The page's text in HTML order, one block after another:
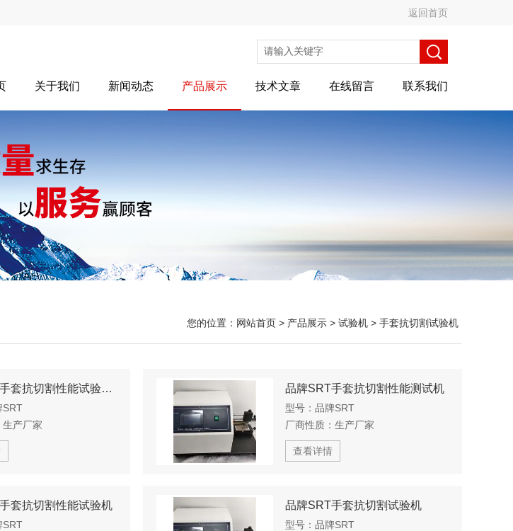
返回首页
关于我们 新闻动态 产品展示 技术文章 在线留言 联系我们
您的位置： 网站首页 > 产品展示 > 试验机 > 手套抗切割试验机
品牌SRT手套抗切割性能试验机器
SRT
生产厂家
品牌SRT手套抗切割性能测试机
型号： 品牌SRT
厂商性质： 生产厂家
查看详情
套抗切割性能试验机
SRT
品牌SRT手套抗切割试验机
型号： 品牌SRT